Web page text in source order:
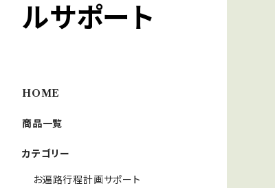
ルサポート
HOME
商品一覧
カテゴリー
お遍路行程計画サポート